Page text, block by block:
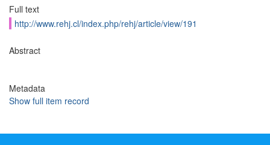
Full text
http://www.rehj.cl/index.php/rehj/article/view/191
Abstract
Metadata
Show full item record